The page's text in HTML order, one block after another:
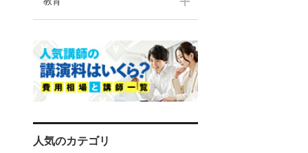
寺廻太
山本昌邦
末木佐知
川村透
井戸美枝
中村浩子
小山朝子
清水国明
富永秀一
経済スペシャリスト
内田裕子
井下田久幸
黒田英雄
石川結貴
清水克彦
人気のカテゴリ